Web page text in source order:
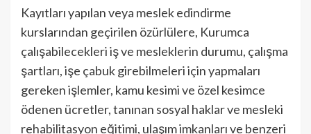
Kayıtları yapılan veya meslek edindirme
kurslarından geçirilen özürlülere, Kurumca
çalışabilecekleri iş ve mesleklerin durumu, çalışma
şartları, işe çabuk girebilmeleri için yapmaları
gereken işlemler, kamu kesimi ve özel kesimce
ödenen ücretler, tanınan sosyal haklar ve mesleki
rehabilitasyon eğitimi, ulaşım imkanları ve benzeri